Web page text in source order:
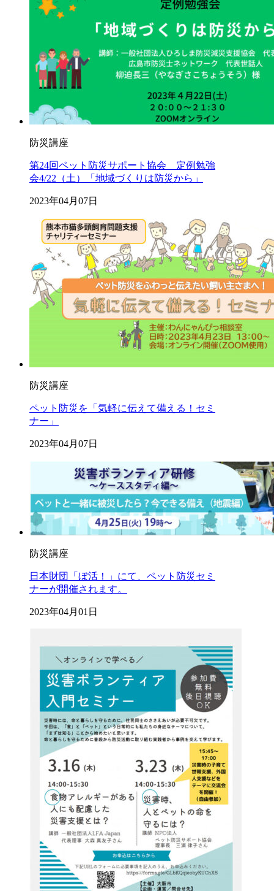
防災講座
第24回ペット防災サポート協会 定例勉強
会4/22（土）「地域づくりは防災から」
2023年04月07日
防災講座
ペット防災を「気軽に伝えて備える！セミ
ナー」
2023年04月07日
防災講座
日本財団「ぼ活！」にて、ペット防災セミ
ナーが開催されます。
2023年04月01日